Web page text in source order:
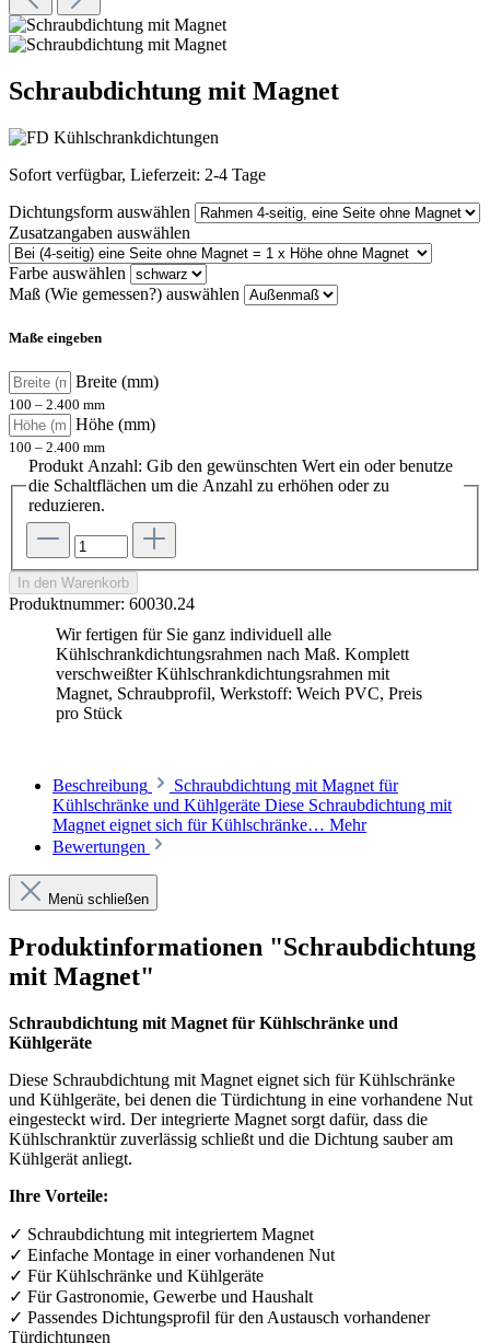
Schraubdichtung mit Magnet
Sofort verfügbar, Lieferzeit: 2-4 Tage
Dichtungsform auswählen
Zusatzangaben auswählen
Farbe auswählen
Maß (Wie gemessen?) auswählen
Maße eingeben
Breite (mm)
100 – 2.400 mm
Höhe (mm)
100 – 2.400 mm
Produkt Anzahl: Gib den gewünschten Wert ein oder benutze
die Schaltflächen um die Anzahl zu erhöhen oder zu
reduzieren.
In den Warenkorb
Produktnummer: 60030.24
Wir fertigen für Sie ganz individuell alle
Kühlschrankdichtungsrahmen nach Maß. Komplett
verschweißter Kühlschrankdichtungsrahmen mit
Magnet, Schraubprofil, Werkstoff: Weich PVC, Preis
pro Stück
Beschreibung
Schraubdichtung mit Magnet für
Kühlschränke und Kühlgeräte Diese Schraubdichtung mit
Magnet eignet sich für Kühlschränke… Mehr
Bewertungen
Menü schließen
Produktinformationen "Schraubdichtung
mit Magnet"
Schraubdichtung mit Magnet für Kühlschränke und
Kühlgeräte
Diese Schraubdichtung mit Magnet eignet sich für Kühlschränke
und Kühlgeräte, bei denen die Türdichtung in eine vorhandene Nut
eingesteckt wird. Der integrierte Magnet sorgt dafür, dass die
Kühlschranktür zuverlässig schließt und die Dichtung sauber am
Kühlgerät anliegt.
Ihre Vorteile:
✓ Schraubdichtung mit integriertem Magnet
✓ Einfache Montage in einer vorhandenen Nut
✓ Für Kühlschränke und Kühlgeräte
✓ Für Gastronomie, Gewerbe und Haushalt
✓ Passendes Dichtungsprofil für den Austausch vorhandener
Türdichtungen